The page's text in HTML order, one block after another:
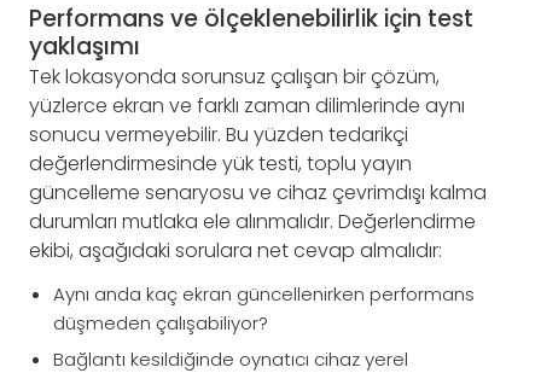
Performans ve ölçeklenebilirlik için test
yaklaşımı
Tek lokasyonda sorunsuz çalışan bir çözüm,
yüzlerce ekran ve farklı zaman dilimlerinde aynı
sonucu vermeyebilir. Bu yüzden tedarikçi
değerlendirmesinde yük testi, toplu yayın
güncelleme senaryosu ve cihaz çevrimdışı kalma
durumları mutlaka ele alınmalıdır. Değerlendirme
ekibi, aşağıdaki sorulara net cevap almalıdır:
Aynı anda kaç ekran güncellenirken performans
düşmeden çalışabiliyor?
Bağlantı kesildiğinde oynatıcı cihaz yerel